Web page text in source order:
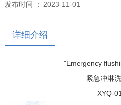
发布时间 ： 2023-11-01
详细介绍
"Emergency
紧急冲淋
XYQ-